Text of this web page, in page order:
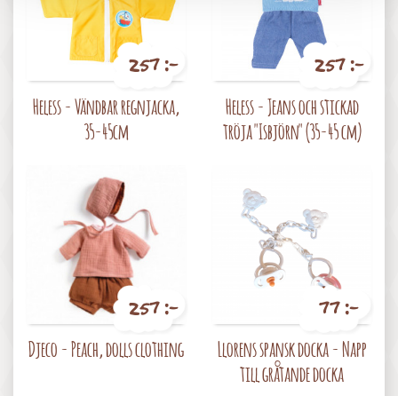
257 :-
Heless - Vändbar regnjacka,
35-45cm
257 :-
Heless - Jeans och stickad
tröja "Isbjörn" (35-45 cm)
257 :-
Djeco - Peach, dolls clothing
77 :-
Llorens spansk docka - Napp
till gråtande docka